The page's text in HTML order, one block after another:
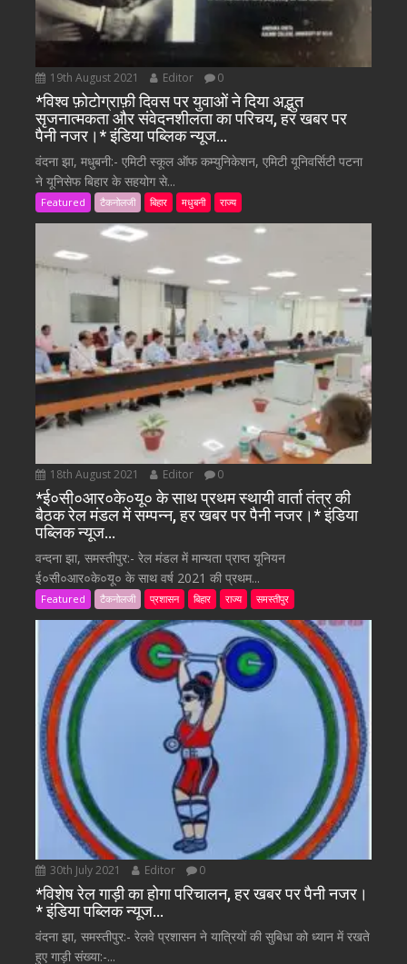
19th August 2021 Editor 0
*विश्व फ़ोटोग्राफ़ी दिवस पर युवाओं ने दिया अद्भुत
सृजनात्मकता और संवेदनशीलता का परिचय, हर खबर पर
पैनी नजर।* इंडिया पब्लिक न्यूज…
वंदना झा, मधुबनी:- एमिटी स्कूल ऑफ कम्युनिकेशन, एमिटी यूनिवर्सिटी पटना
ने यूनिसेफ बिहार के सहयोग से...
Featured टैकनोलजी बिहार मधुबनी राज्य
18th August 2021 Editor 0
*ई०सी०आर०के०यू० के साथ प्रथम स्थायी वार्ता तंत्र की
बैठक रेल मंडल में सम्पन्न, हर खबर पर पैनी नजर।* इंडिया
पब्लिक न्यूज…
वन्दना झा, समस्तीपुर:- रेल मंडल में मान्यता प्राप्त यूनियन
ई०सी०आर०के०यू० के साथ वर्ष 2021 की प्रथम...
Featured टैकनोलजी प्रशासन बिहार राज्य समस्तीपुर
30th July 2021 Editor 0
*विशेष रेल गाड़ी का होगा परिचालन, हर खबर पर पैनी नजर।
* इंडिया पब्लिक न्यूज…
वंदना झा, समस्तीपुर:- रेलवे प्रशासन ने यात्रियों की सुबिधा को ध्यान में रखते
हुए गाड़ी संख्या:-...